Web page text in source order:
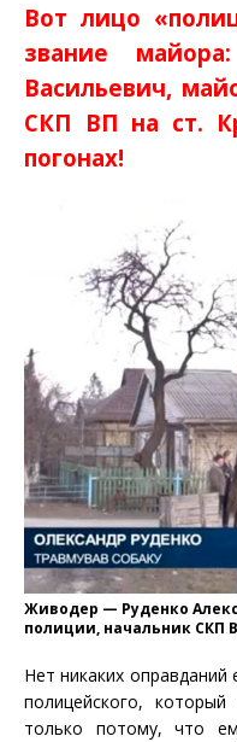
Вот лицо
звание
Васильевич,
СКП ВП на ст.
погонах!
Живодер — Руденко
полиции, начальник СКП
Нет никаких оправданий
полицейского,
только потому, что